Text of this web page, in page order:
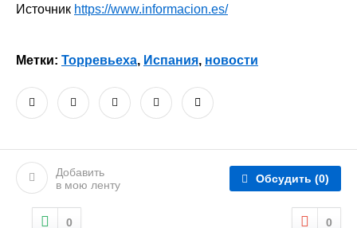
Источник https://www.informacion.es/
Метки: Торревьеха, Испания, новости
Добавить
в мою ленту
Обсудить (0)
0 0